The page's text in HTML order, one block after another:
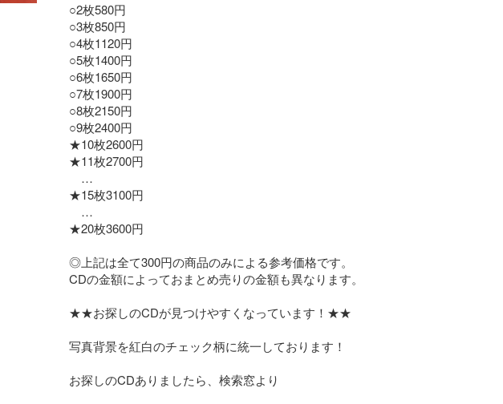
○2枚580円
○3枚850円
○4枚1120円
○5枚1400円
○6枚1650円
○7枚1900円
○8枚2150円
○9枚2400円
★10枚2600円
★11枚2700円
…
★15枚3100円
…
★20枚3600円
◎上記は全て300円の商品のみによる参考価格です。
CDの金額によっておまとめ売りの金額も異なります。
★★お探しのCDが見つけやすくなっています！★★
写真背景を紅白のチェック柄に統一しております！
お探しのCDありましたら、検索窓より